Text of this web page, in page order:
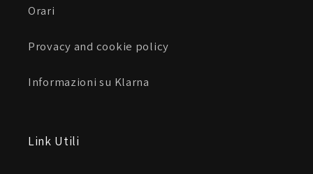
Orari
Provacy and cookie policy
Informazioni su Klarna
Link Utili